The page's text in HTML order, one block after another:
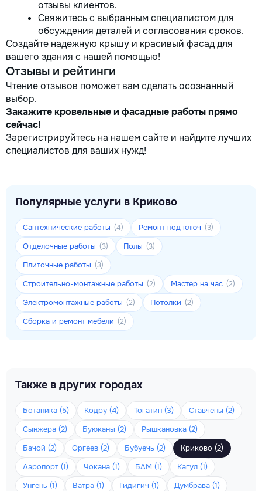
отзывы клиентов.
Свяжитесь с выбранным специалистом для
обсуждения деталей и согласования сроков.
Создайте надежную крышу и красивый фасад для
вашего здания с нашей помощью!
Отзывы и рейтинги
Чтение отзывов поможет вам сделать осознанный
выбор.
Закажите кровельные и фасадные работы прямо
сейчас!
Зарегистрируйтесь на нашем сайте и найдите лучших
специалистов для ваших нужд!
Популярные услуги в Криково
Сантехнические работы (4) Ремонт под ключ (3)
Отделочные работы (3) Полы (3)
Плиточные работы (3)
Строительно-монтажные работы (2) Мастер на час (2)
Электромонтажные работы (2) Потолки (2)
Сборка и ремонт мебели (2)
Также в других городах
Ботаника (5) Кодру (4) Тогатин (3)
Ставчены (2)
Сынжера (2)
Буюканы (2)
Рышкановка (2)
Бачой (2)
Оргеев (2) Бубуечь (2)
Криково (2)
Аэропорт (1)
Чокана (1) БАМ (1)
Кагул (1)
Унгень (1)
Ватра (1) Гидигич (1) Думбрава (1)